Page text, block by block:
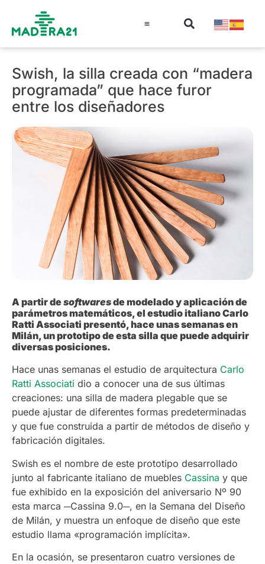
Swish, la silla creada con “madera
programada” que hace furor
entre los diseñadores
A partir desoftwaresde modelado y aplicación de
parámetros matemáticos, el estudio italiano Carlo
Ratti Associati presentó, hace unas semanas en
Milán, un prototipo de esta silla que puede adquirir
diversas posiciones.
Hace unas semanas el estudio de arquitectura Carlo
Ratti Associati dio a conocer una de sus últimas
creaciones: una silla de madera plegable que se
puede ajustar de diferentes formas predeterminadas
y que fue construida a partir de métodos de diseño y
fabricación digitales.
Swish es el nombre de este prototipo desarrollado
junto al fabricante italiano de muebles Cassina y que
fue exhibido en la exposición del aniversario Nº 90
esta marca ─Cassina 9.0─, en la Semana del Diseño
de Milán, y muestra un enfoque de diseño que este
estudio llama «programación implícita».
En la ocasión, se presentaron cuatro versiones de